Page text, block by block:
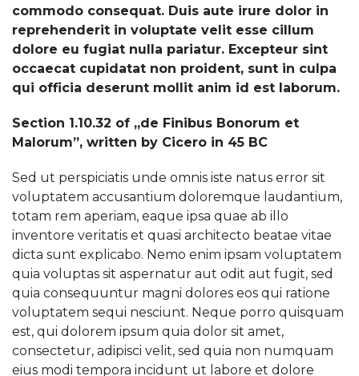
commodo consequat. Duis aute irure dolor in
reprehenderit in voluptate velit esse cillum
dolore eu fugiat nulla pariatur. Excepteur sint
occaecat cupidatat non proident, sunt in culpa
qui officia deserunt mollit anim id est laborum.
Section 1.10.32 of „de Finibus Bonorum et
Malorum”, written by Cicero in 45 BC
Sed ut perspiciatis unde omnis iste natus error sit
voluptatem accusantium doloremque laudantium,
totam rem aperiam, eaque ipsa quae ab illo
inventore veritatis et quasi architecto beatae vitae
dicta sunt explicabo. Nemo enim ipsam voluptatem
quia voluptas sit aspernatur aut odit aut fugit, sed
quia consequuntur magni dolores eos qui ratione
voluptatem sequi nesciunt. Neque porro quisquam
est, qui dolorem ipsum quia dolor sit amet,
consectetur, adipisci velit, sed quia non numquam
eius modi tempora incidunt ut labore et dolore